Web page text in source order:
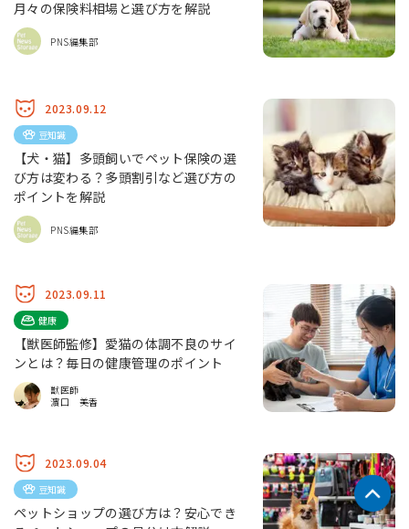
月々の保険料相場と選び方を解説
PNS編集部
2023.09.12
豆知識
【犬・猫】多頭飼いでペット保険の選
び方は変わる？多頭割引など選び方の
ポイントを解説
PNS編集部
2023.09.11
健康
【獣医師監修】愛猫の体調不良のサイ
ンとは？毎日の健康管理のポイント
獣医師
濵口 美香
2023.09.04
豆知識
ペットショップの選び方は？安心でき